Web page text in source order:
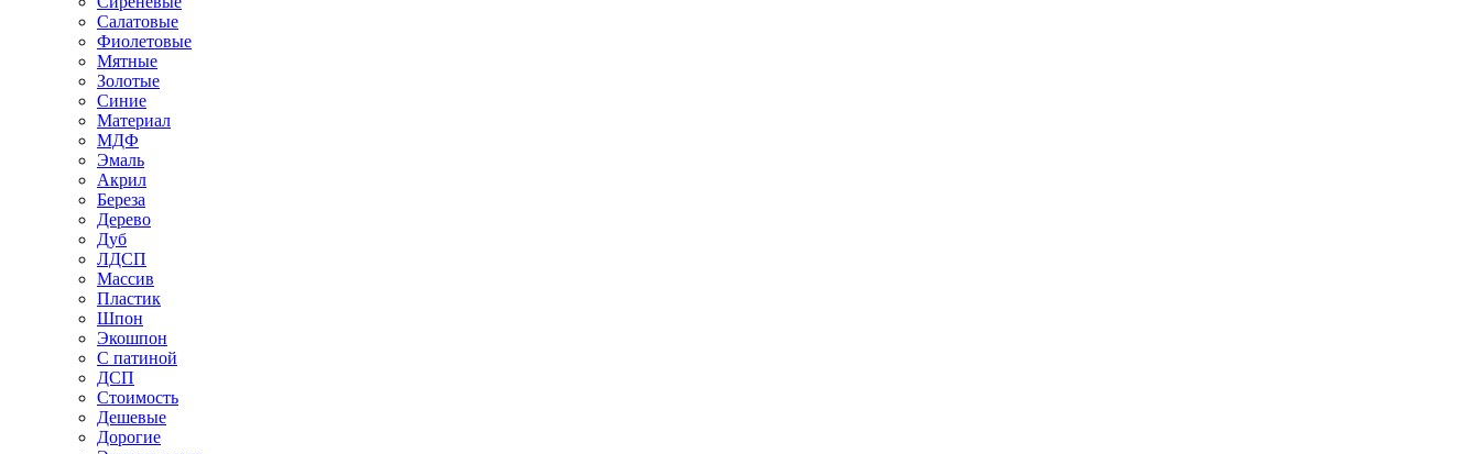
Салатовые
Фиолетовые
Мятные
Золотые
Синие
Материал
МДФ
Эмаль
Акрил
Береза
Дерево
Дуб
ЛДСП
Массив
Пластик
Шпон
Экошпон
С патиной
ДСП
Стоимость
Дешевые
Дорогие